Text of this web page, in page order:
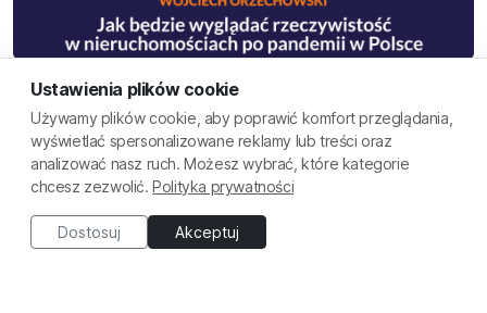
Wojciech Orzechowski - Jak będzie wyglądać rzeczywistość w
nieruchomościach po pandemii w Polsce
Darmowy
Ustawienia plików cookie
Używamy plików cookie, aby poprawić komfort przeglądania,
wyświetlać spersonalizowane reklamy lub treści oraz
analizować nasz ruch. Możesz wybrać, które kategorie
chcesz zezwolić.Polityka prywatności
Dostosuj Akceptuj